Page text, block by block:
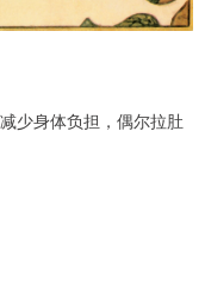
少身体负担，偶尔拉肚